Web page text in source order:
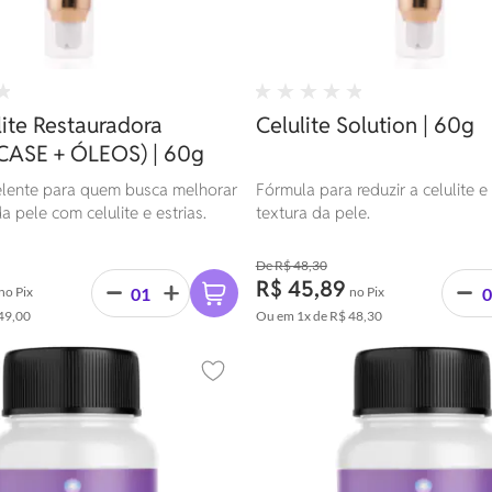
flebites, insuficiência crônica
pelas células,
a ação dos demais itens.
na prevenção e tratamento
Vitamina E, responsáveis pelo
celular protegendo sua
hidratante, anti-
rejuvenescedor.
Restauradora
+ ÓLEOS) | 60g
para quem busca melhorar
pele com celulite e estrias.
no Pix
Celulite Solution | 60g
Fórmula para reduzir a celulite
textura da pele.
R$ 48,30
R$ 45,89 no Pix
Ou em 1xde R$ 48,30
Adicionar aos favoritos